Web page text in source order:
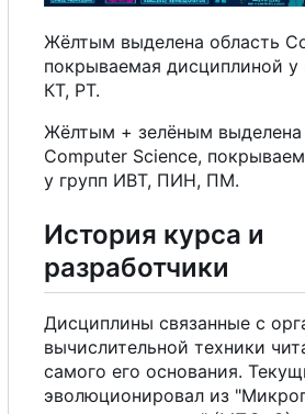
Жёлтым выделена область
покрываемая дисциплиной у
КТ, РТ.
Жёлтым + зелёным выделена
Computer Science,
у групп ИВТ, ПИН, ПМ.
История курса и
разработчики
Дисциплины связанные с
вычислительной техники
самого его основания.
эволюционировал из